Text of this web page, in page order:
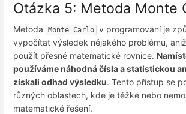
Otázka 5: Metoda Monte
Metoda Monte Carlo v programování je
vypočítat výsledek nějakého problému,
použít přesné matematické rovnice.
používáme náhodná čísla a statistickou
získali odhad výsledku. Tento přístup se
různých oblastech, kde je těžké nebo
matematické řešení.